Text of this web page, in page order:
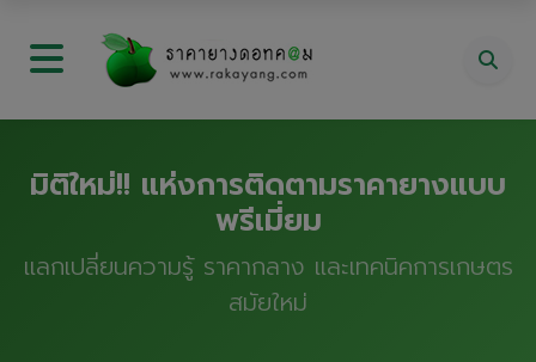
มิติใหม่!! แห่งการติดตามราคายางแบบ
พรีเมี่ยม
แลกเปลี่ยนความรู้ ราคากลาง และเทคนิคการเกษตร
สมัยใหม่